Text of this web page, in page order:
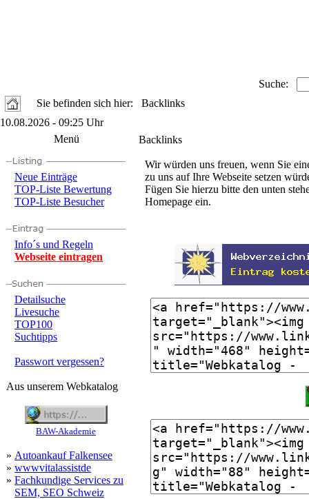
Suche:
Sie befinden sich hier: Backlinks
10.08.2026 - 09:25 Uhr
Menü
Neue Einträge
TOP-Liste Bewertung
TOP-Liste Besucher
Info´s und Regeln
Webseite eintragen
Detailsuche
Livesuche
TOP100
Suchtipps
Passwort vergessen?
Aus unserem Webkatalog
BAW-Akademie
» Autoankauf Falkensee
» wwwvitalassistde
» Fachkundige Services zu
SEM, SEO Schweiz
Backlinks
Wir würden uns freuen, wenn Sie
zu uns auf Ihre Webseite setzen
Fügen Sie hierzu bitte den unten
Homepage ein.